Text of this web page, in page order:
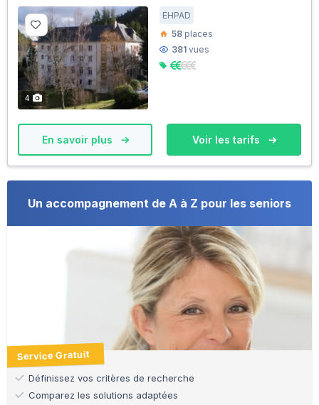
4
EHPAD
58 places
381 vues
En savoir plus Voir les tarifs
Un accompagnement de A à Z pour les seniors
Service Gratuit
Définissez vos critères de recherche
Comparez les solutions adaptées